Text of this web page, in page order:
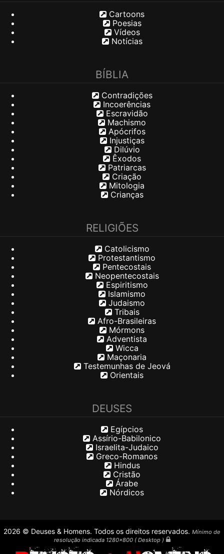
Cartoons
Poesias
Vídeos
Notícias
BÍBLIA
Contradições
Incoerências
Escravidão
Machismo
Apócrifos
Injustiças
Dilúvio
Êxodos
Patriarcas
Criação
Mitologia
Crianças
RELIGIÕES
Catolicismo
Protestantismo
Pentecostais
Neopentecostais
Espiritismo
Islamismo
Judaismo
Tribais
Afro-Brasileiras
Mórmons
Adventista
Wicca
Maçonaria
Testemunhas de Jeová
Orientais
DEUSES
Egípcios
Assírio-Babilonico
Israelita-Judaico
Greco-Romanos
Hindus
Cristão
Árabe
Nórdicos
2026 © Deuses & Homens. Todos os direitos reservados. Mínimo de
resolução indicada 1280x800 ( Desktop )